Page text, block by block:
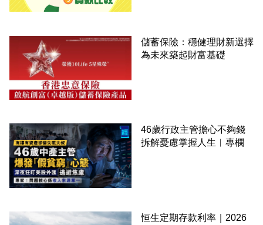
儲蓄保險：穩健理財新選擇
為未來築起財富基礎
46歲行政主管擔心不夠錢
拆解憂慮掌握人生︳專欄
恒生定期存款利率｜2026